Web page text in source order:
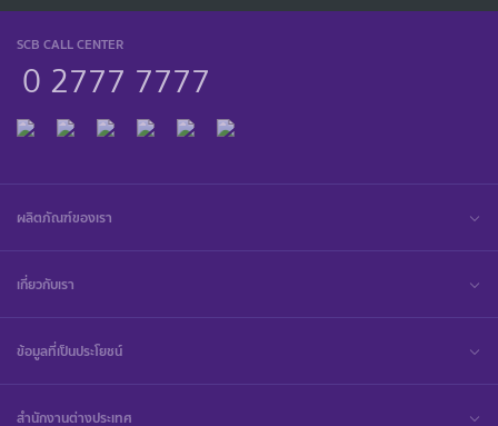
SCB CALL CENTER
0 2777 7777
ผลิตภัณฑ์ของเรา
เกี่ยวกับเรา
ข้อมูลที่เป็นประโยชน์
สำนักงานต่างประเทศ